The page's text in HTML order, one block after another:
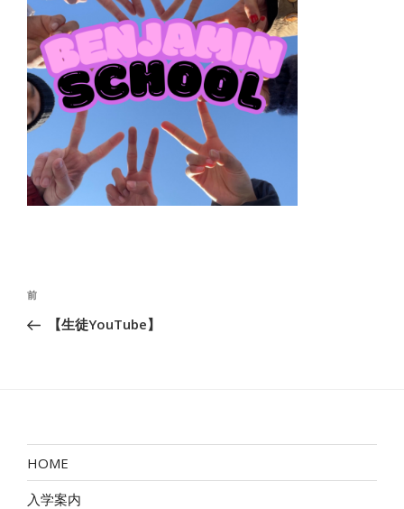
投
ナ
ョ
ン
前
の
前
【生徒YouTube】
HOME
入学案内